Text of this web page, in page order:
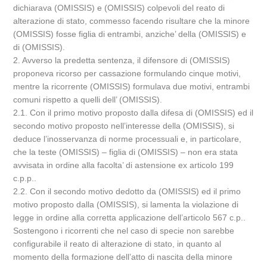
dichiarava (OMISSIS) e (OMISSIS) colpevoli del reato di
alterazione di stato, commesso facendo risultare che la minore
(OMISSIS) fosse figlia di entrambi, anziche’ della (OMISSIS) e
di (OMISSIS).
2. Avverso la predetta sentenza, il difensore di (OMISSIS)
proponeva ricorso per cassazione formulando cinque motivi,
mentre la ricorrente (OMISSIS) formulava due motivi, entrambi
comuni rispetto a quelli dell’ (OMISSIS).
2.1. Con il primo motivo proposto dalla difesa di (OMISSIS) ed il
secondo motivo proposto nell’interesse della (OMISSIS), si
deduce l’inosservanza di norme processuali e, in particolare,
che la teste (OMISSIS) – figlia di (OMISSIS) – non era stata
avvisata in ordine alla facolta’ di astensione ex articolo 199
c.p.p..
2.2. Con il secondo motivo dedotto da (OMISSIS) ed il primo
motivo proposto dalla (OMISSIS), si lamenta la violazione di
legge in ordine alla corretta applicazione dell’articolo 567 c.p..
Sostengono i ricorrenti che nel caso di specie non sarebbe
configurabile il reato di alterazione di stato, in quanto al
momento della formazione dell’atto di nascita della minore